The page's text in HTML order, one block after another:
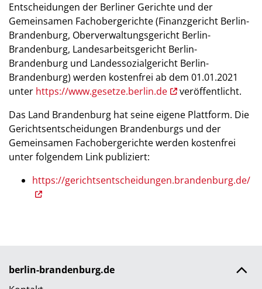
Entscheidungen der Berliner Gerichte und der
Gemeinsamen Fachobergerichte (Finanzgericht Berlin-
Brandenburg, Oberverwaltungsgericht Berlin-
Brandenburg, Landesarbeitsgericht Berlin-
Brandenburg und Landessozialgericht Berlin-
Brandenburg) werden kostenfrei ab dem 01.01.2021
unter https://www.gesetze.berlin.de
veröffentlicht.
Das Land Brandenburg hat seine eigene Plattform. Die
Gerichtsentscheidungen Brandenburgs und der
Gemeinsamen Fachobergerichte werden kostenfrei
unter folgendem Link publiziert:
https://gerichtsentscheidungen.brandenburg.de/
berlin-brandenburg.de